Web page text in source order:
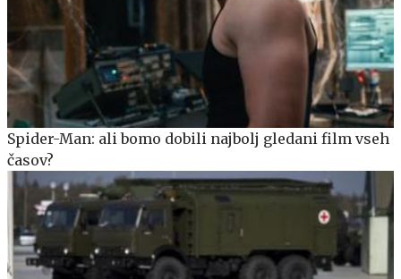
Spider-Man: ali bomo dobili najbolj gledani film vseh
časov?